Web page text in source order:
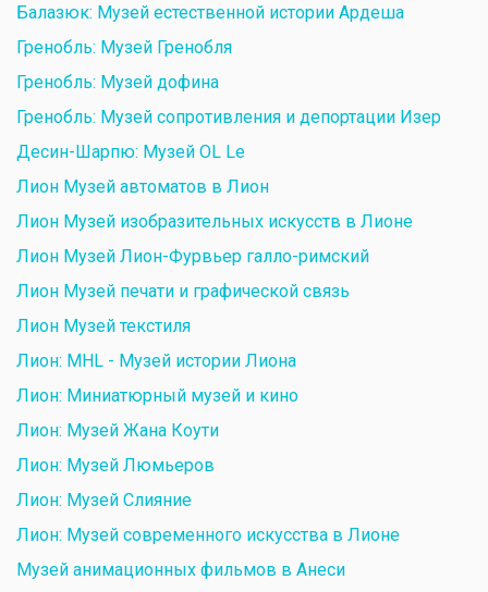
Балазюк: Музей естественной истории Ардеша
Гренобль: Музей Гренобля
Гренобль: Музей дофина
Гренобль: Музей сопротивления и депортации Изер
Десин-Шарпю: Музей OL Le
Лион Музей автоматов в Лион
Лион Музей изобразительных искусств в Лионе
Лион Музей Лион-Фурвьер галло-римский
Лион Музей печати и графической связь
Лион Музей текстиля
Лион: MHL - Музей истории Лиона
Лион: Миниатюрный музей и кино
Лион: Музей Жана Коути
Лион: Музей Люмьеров
Лион: Музей Слияние
Лион: Музей современного искусства в Лионе
Музей анимационных фильмов в Анеси